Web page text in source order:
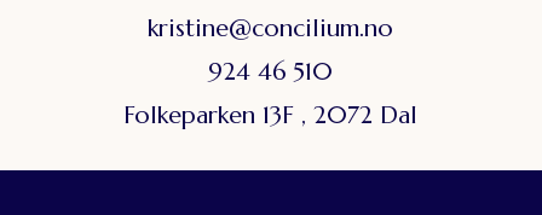
kristine@concilium.no
924 46 510
Folkeparken 13F , 2072 Dal